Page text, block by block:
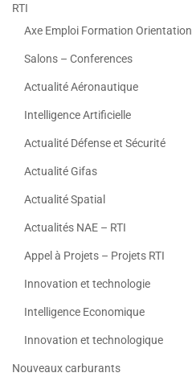
RTI
Axe Emploi Formation Orientation
Salons – Conferences
Actualité Aéronautique
Intelligence Artificielle
Actualité Défense et Sécurité
Actualité Gifas
Actualité Spatial
Actualités NAE – RTI
Appel à Projets – Projets RTI
Innovation et technologie
Intelligence Economique
Innovation et technologique
Nouveaux carburants